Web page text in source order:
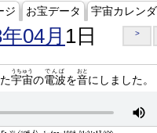
ジ お宝データ 宇宙カレン
04月 1日 >
宇宙
うちゅう
の電波
でんぱ
を音
おと
にしました。